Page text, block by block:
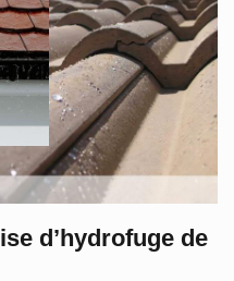
d’hydrofuge de